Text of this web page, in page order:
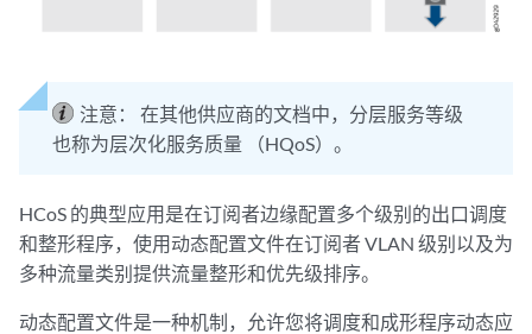
注意：
在其他供应商的文档中，分层服务等级
也称为层次化服务质量 （HQoS）。
HCoS 的典型应用是在订阅者边缘配置多个级别的出口调度
和整形程序，使用动态配置文件在订阅者 VLAN 级别以及为
多种流量类别提供流量整形和优先级排序。
动态配置文件是一种机制，允许您将调度和成形程序动态应